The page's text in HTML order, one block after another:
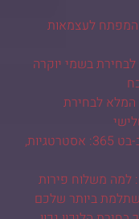
המפתח לעצמאות
בשמי יוקרה
המלא לבחירת
המדריך המלא למשתמש החכם ב-בט 365: אסטרטגיות,
למה משלוח פירות
ביותר שלכם